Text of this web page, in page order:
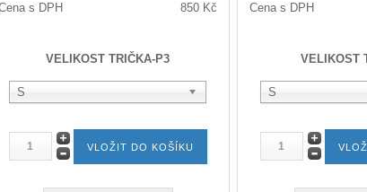
s DPH 850 Kč
VELIKOST TRIČKA-P3
S
Cena s DPH
VELIKOST
S